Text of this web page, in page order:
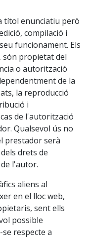
títol enunciatiu però
compilació i
funcionament. Els
són propietat del
o autorització
de la
la reproducció
i
de l'autorització
Qualsevol ús no
prestador serà
drets de
l'autor.
aliens al
en el lloc web,
sent ells
possible
respecte a